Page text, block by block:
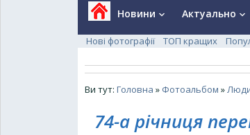
Новини keyboard_arrow_down Актуально keyboard_arrow_down
Нові фотографії ТОП кращих
Ви тут: Головна » Фотоальбом »Люди
74-а річниця